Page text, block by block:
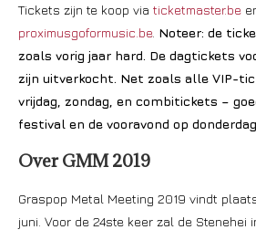
Tickets zijn te koop via ticketmaster.be
proximusgoformusic.be. Noteer: de
zoals vorig jaar hard. De dagtickets
zijn uitverkocht. Net zoals alle VIP-
vrijdag, zondag, en combitickets –
festival en de vooravond op
Over GMM 2019
Graspop Metal Meeting 2019 vindt
juni. Voor de 24ste keer zal de Stenehei